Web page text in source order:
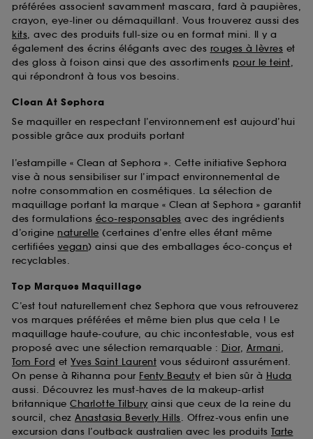
préférées associent savamment mascara, fard à paupières,
crayon, eye-liner ou démaquillant. Vous trouverez aussi des
kits, avec des produits full-size ou en format mini. Il y a
également des écrins élégants avec des rouges à lèvres et
des gloss à foison ainsi que des assortiments pour le teint,
qui répondront à tous vos besoins.
Clean At Sephora
Se maquiller en respectant l’environnement est aujourd’hui
possible grâce aux produits portant
l’estampille « Clean at Sephora ». Cette initiative Sephora
vise à nous sensibiliser sur l’impact environnemental de
notre consommation en cosmétiques. La sélection de
maquillage portant la marque « Clean at Sephora » garantit
des formulations éco-responsables avec des ingrédients
d’origine naturelle (certaines d’entre elles étant même
certifiées vegan) ainsi que des emballages éco-conçus et
recyclables.
Top Marques Maquillage
C’est tout naturellement chez Sephora que vous retrouverez
vos marques préférées et même bien plus que cela ! Le
maquillage haute-couture, au chic incontestable, vous est
proposé avec une sélection remarquable : Dior, Armani,
Tom Ford et Yves Saint Laurent vous séduiront assurément.
On pense à Rihanna pour Fenty Beauty et bien sûr à Huda
aussi. Découvrez les must-haves de la makeup-artist
britannique Charlotte Tilbury ainsi que ceux de la reine du
sourcil, chez Anastasia Beverly Hills. Offrez-vous enfin une
excursion dans l’outback australien avec les produits Tarte